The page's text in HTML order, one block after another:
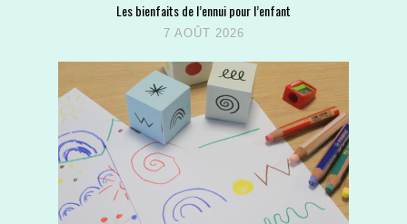
Les bienfaits de l’ennui pour l’enfant
7 AOÛT 2026